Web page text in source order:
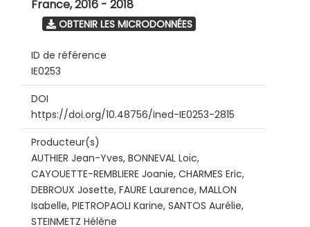
France,2016 - 2018
OBTENIR LES MICRODONNÉES
ID de référence
IE0253
DOI
https://doi.org/10.48756/ined-IE0253-2815
Producteur(s)
AUTHIER Jean-Yves, BONNEVAL Loïc,
CAYOUETTE-REMBLIERE Joanie, CHARMES Eric,
DEBROUX Josette, FAURE Laurence, MALLON
Isabelle, PIETROPAOLI Karine, SANTOS Aurélie,
STEINMETZ Hélène